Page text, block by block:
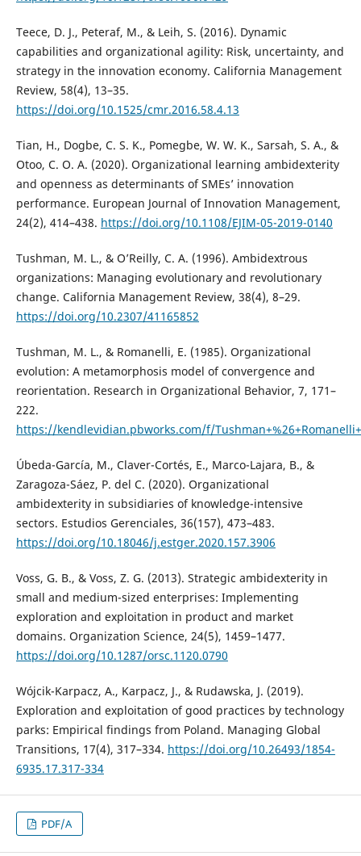
Teece, D. J., Peteraf, M., & Leih, S. (2016). Dynamic
capabilities and organizational agility: Risk, uncertainty, and
strategy in the innovation economy. California Management
Review, 58(4), 13–35.
https://doi.org/10.1525/cmr.2016.58.4.13
Tian, H., Dogbe, C. S. K., Pomegbe, W. W. K., Sarsah, S. A., &
Otoo, C. O. A. (2020). Organizational learning ambidexterity
and openness as determinants of SMEs’ innovation
performance. European Journal of Innovation Management,
24(2), 414–438. https://doi.org/10.1108/EJIM-05-2019-0140
Tushman, M. L., & O’Reilly, C. A. (1996). Ambidextrous
organizations: Managing evolutionary and revolutionary
change. California Management Review, 38(4), 8–29.
https://doi.org/10.2307/41165852
Tushman, M. L., & Romanelli, E. (1985). Organizational
evolution: A metamorphosis model of convergence and
reorientation. Research in Organizational Behavior, 7, 171–
222.
https://kendlevidian.pbworks.com/f/
Úbeda-García, M., Claver-Cortés, E., Marco-Lajara, B., &
Zaragoza-Sáez, P. del C. (2020). Organizational
ambidexterity in subsidiaries of knowledge-intensive
sectors. Estudios Gerenciales, 36(157), 473–483.
https://doi.org/10.18046/j.estger.2020.157.3906
Voss, G. B., & Voss, Z. G. (2013). Strategic ambidexterity in
small and medium-sized enterprises: Implementing
exploration and exploitation in product and market
domains. Organization Science, 24(5), 1459–1477.
https://doi.org/10.1287/orsc.1120.0790
Wójcik-Karpacz, A., Karpacz, J., & Rudawska, J. (2019).
Exploration and exploitation of good practices by technology
parks: Empirical findings from Poland. Managing Global
Transitions, 17(4), 317–334. https://doi.org/10.26493/1854-
6935.17.317-334
PDF/A